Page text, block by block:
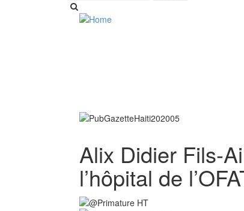
Alix Didier Fils-
l’hôpital de